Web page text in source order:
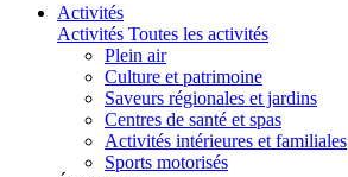
Activités
Activités Toutes les activités
Plein air
Culture et patrimoine
Saveurs régionales et jardins
Centres de santé et spas
Activités intérieures et familiales
Sports motorisés